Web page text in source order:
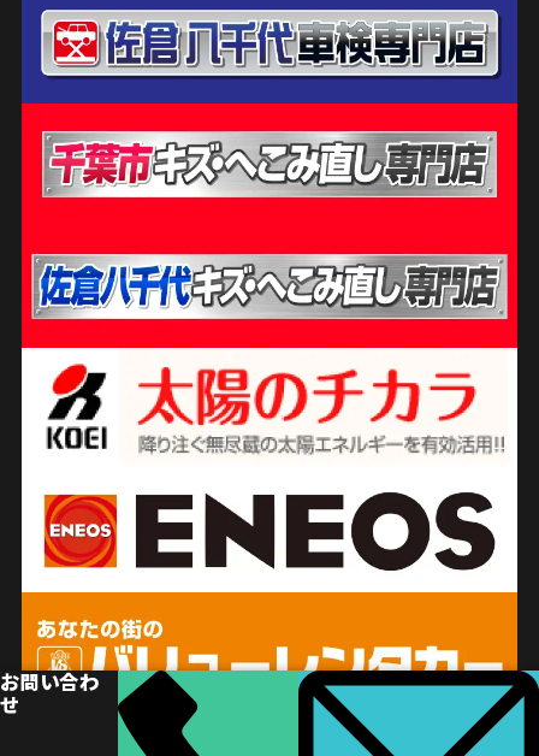
お問い合わ
せ